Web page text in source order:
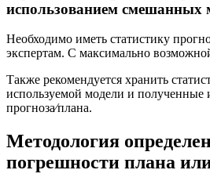
использованием смешанных
Необходимо иметь статистику
экспертам. С максимально
Также рекомендуется хранить
используемой модели и полученные
прогноза⁄плана.
Методология
погрешности плана